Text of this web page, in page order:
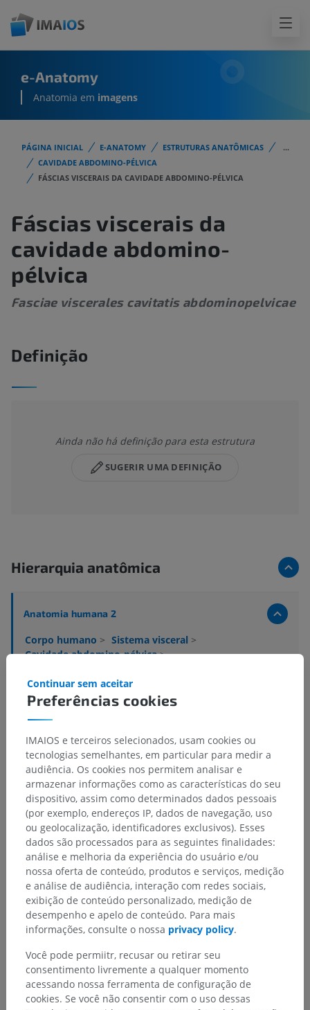
e-Anatomy
Anatomia em imagens
PÁGINA INICIAL E-ANATOMY ESTRUTURAS ANATÔMICAS
...
CAVIDADE ABDOMINO-PÉLVICA
FÁSCIAS VISCERAIS DA CAVIDADE ABDOMINO-PÉLVICA
Fáscias viscerais da
cavidade abdomino-
pélvica
Fasciae viscerales cavitatis abdominopelvicae
Definição
Ainda não há definição para esta estrutura
SUGERIR UMA DEFINIÇÃO
Hierarquia anatômica
Anatomia humana 2
Corpo humano > Sistema visceral >
Cavidade abdomino-pélvica>
Estruturas subjacentes:
Traduções
Encontrou um erro?
Não hesite em nos sugerir uma correção, tradução ou
melhora de conteúdo.
BAIXE O APLICATIVO
Preferências cookies
Continuar sem aceitar
IMAIOS e terceiros selecionados, usam cookies ou
tecnologias semelhantes, em particular para medir a
audiência. Os cookies nos permitem analisar e
armazenar informações como as características do seu
dispositivo, assim como determinados dados pessoais
(por exemplo, endereços IP, dados de navegação, uso
ou geolocalização, identificadores exclusivos). Esses
dados são processados para as seguintes finalidades:
análise e melhoria da experiência do usuário e/ou
nossa oferta de conteúdo, produtos e serviços, medição
e análise de audiência, interação com redes sociais,
exibição de conteúdo personalizado, medição de
desempenho e apelo de conteúdo. Para mais
informações, consulte o nossa privacy policy.
Você pode permiitr, recusar ou retirar seu
consentimento livremente a qualquer momento
acessando nossa ferramenta de configuração de
cookies. Se você não consentir com o uso dessas